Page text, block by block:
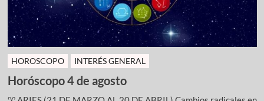
HOROSCOPO INTERÉS GENERAL
Horóscopo 4 de agosto